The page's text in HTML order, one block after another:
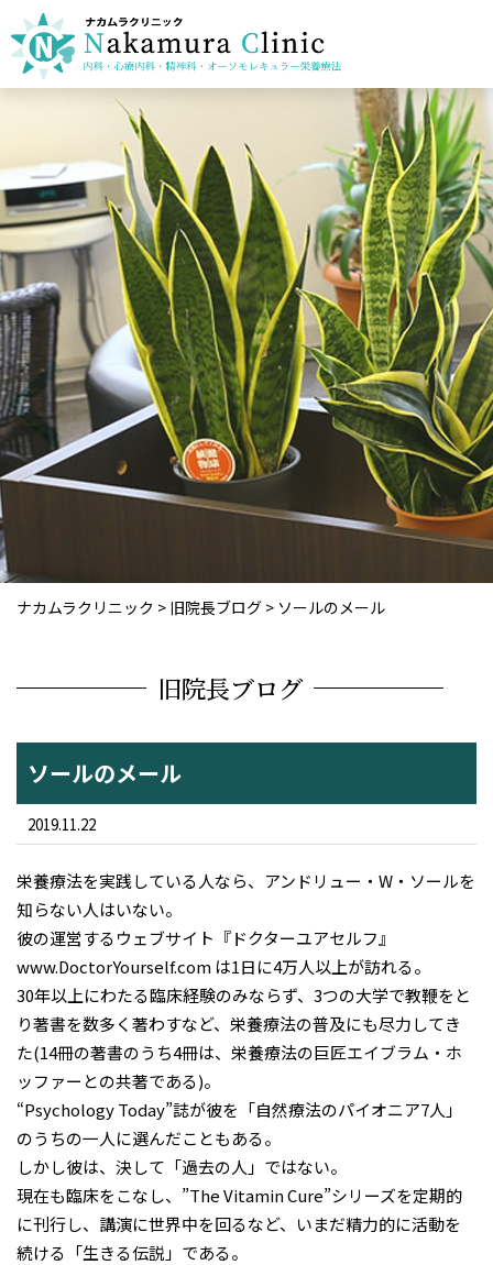
ナカムラクリニック > 旧院長ブログ > ソールのメール
旧院長ブログ
ソールのメール
2019.11.22
栄養療法を実践している人なら、アンドリュー・W・ソールを
知らない人はいない。
彼の運営するウェブサイト『ドクターユアセルフ』
www.DoctorYourself.com は1日に4万人以上が訪れる。
30年以上にわたる臨床経験のみならず、3つの大学で教鞭をと
り著書を数多く著わすなど、栄養療法の普及にも尽力してき
た(14冊の著書のうち4冊は、栄養療法の巨匠エイブラム・ホ
ッファーとの共著である)。
“Psychology Today”誌が彼を「自然療法のパイオニア7人」
のうちの一人に選んだこともある。
しかし彼は、決して「過去の人」ではない。
現在も臨床をこなし、”The Vitamin Cure”シリーズを定期的
に刊行し、講演に世界中を回るなど、いまだ精力的に活動を
続ける「生きる伝説」である。